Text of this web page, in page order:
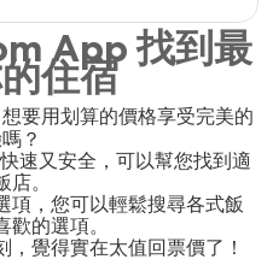
App 找到最
住宿
要用划算的價格享受完美的
？
速又安全，可以幫您找到適
。
項，您可以輕鬆搜尋各式飯
歡的選項。
覺得實在太值回票價了！